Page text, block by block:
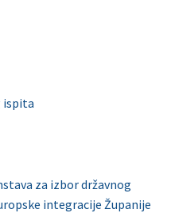
ispita
za izbor državnog
integracije Županije